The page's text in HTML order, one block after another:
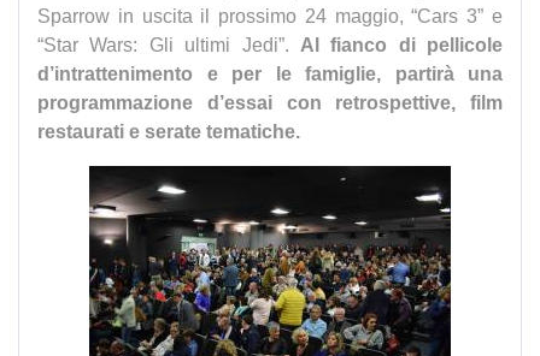
Sparrow in uscita il prossimo 24 maggio, “Cars 3” e
“Star Wars: Gli ultimi Jedi”. Al fianco di pellicole
d’intrattenimento e per le famiglie, partirà una
programmazione d’essai con retrospettive, film
restaurati e serate tematiche.